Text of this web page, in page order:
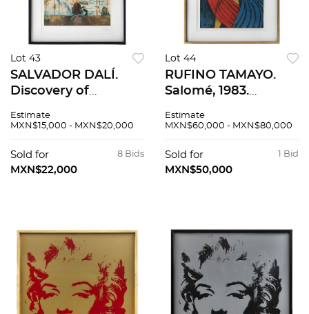
Lot 43
SALVADOR DALÍ.
Discovery of
Christopher
Litografía 69 / 300.
87 x 62 cm medidas
Estimate
MXN$15,000 - MXN$20,000
8 Bids
Sold for
MXN$22,000
Lot 44
RUFINO TAMAYO.
Salomé, 1983.
216 / 250. 76 x 56 cm
Estimate
MXN$60,000 - MXN$80,000
1 Bid
Sold for
MXN$50,000